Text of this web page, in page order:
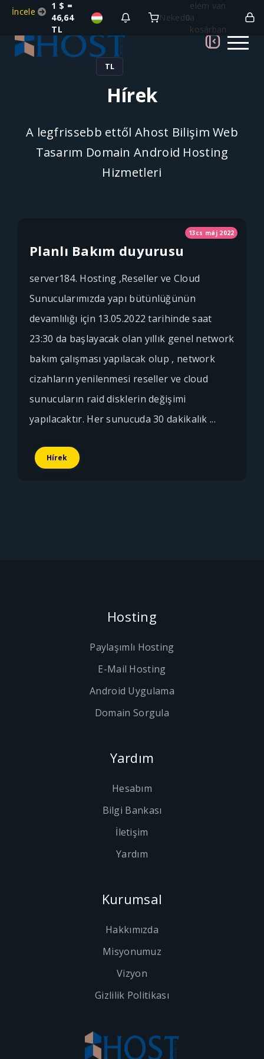
İncele
1 $ =
46,64
TL
Neked0
elem van
a
kosárban
TL
Hírek
A legfrissebb ettől Ahost Bilişim Web
Tasarım Domain Android Hosting
Hizmetleri
13cs máj 2022
Planlı Bakım duyurusu
server184. Hosting ,Reseller ve Cloud
Sunucularımızda yapı bütünlüğünün
devamlılığı için 13.05.2022 tarihinde saat
23:30 da başlayacak olan yıllık genel network
bakım çalışması yapılacak olup , network
cizahların yenilenmesi reseller ve cloud
sunucuların raid disklerin değişimi
yapılacaktır. Her sunucuda 30 dakikalık ...
Hírek
Hosting
Paylaşımlı Hosting
E-Mail Hosting
Android Uygulama
Domain Sorgula
Yardım
Hesabım
Bilgi Bankası
İletişim
Yardım
Kurumsal
Hakkımızda
Misyonumuz
Vizyon
Gizlilik Politikası